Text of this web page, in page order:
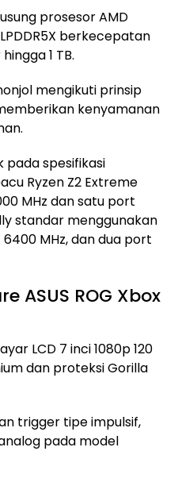
prosesor AMD
berkecepatan
1 TB.
mengikuti prinsip
kenyamanan
spesifikasi
Ryzen Z2 Extreme
MHz dan satu port
standar menggunakan
6400 MHz, dan dua port
ASUS ROG Xbox
LCD 7 inci 1080p 120
dan proteksi Gorilla
trigger tipe impulsif,
pada model